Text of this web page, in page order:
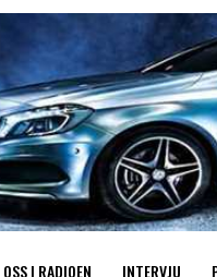
OSS I RADIOEN INTERVJU